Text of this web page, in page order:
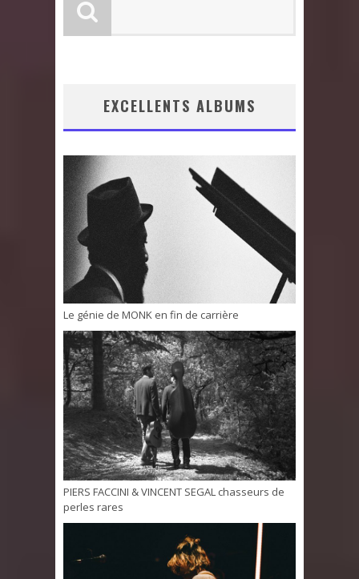
EXCELLENTS ALBUMS
Le génie de MONK en fin de carrière
PIERS FACCINI & VINCENT SEGAL chasseurs de
perles rares